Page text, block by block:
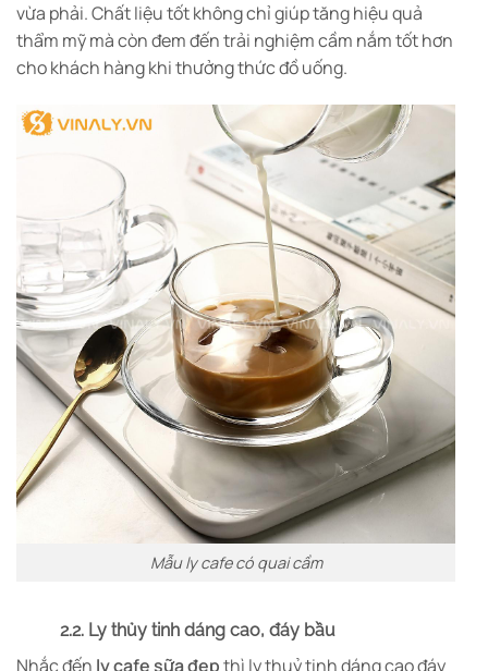
vừa phải. Chất liệu tốt không chỉ giúp tăng hiệu quả
thẩm mỹ mà còn đem đến trải nghiệm cầm nắm tốt hơn
cho khách hàng khi thưởng thức đồ uống.
Mẫu ly cafe có quai cầm
2.2. Ly thủy tinh dáng cao, đáy bầu
Nhắc đến ly cafe sữa đẹpthì ly thuỷ tinh dáng cao đáy